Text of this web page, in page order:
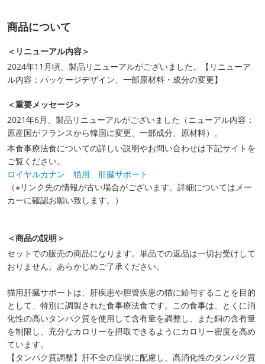
商品について
＜リニューアル内容＞
2024年11月頃、製品リニューアルがございました。【リニューア
ル内容：パッケージデザイン、一部原材料・成分の変更】
＜重要メッセージ＞
2021年6月、製品リニューアルがございました（ニューアル内容：
原産国がフランスから韓国に変更、一部成分、原材料）。
本食事療法食についての詳しい説明やお問い合わせは下記サイトを
ご覧ください。
ロイヤルカナン 猫用 肝臓サポート
（※リンク先の情報が古い場合がございます。詳細についてはメー
カーに確認お願い致します。）
＜商品の説明＞
セットでの販売の商品になります。単品での返品は一切お受けして
おりません。あらかじめご了承ください。
猫用肝臓サポートは、肝疾患や胆管疾患の猫に給与することを目的
として、特別に調製された食事療法食です。この食事は、とくに消
化性の高いタンパク質を使用して含有量を調整し、また銅の含有量
を制限し、充分なカロリーを摂取できるようにカロリー密度を高め
ています。
【タンパク質調整】肝不全の症状に配慮し、高消化性のタンパク質